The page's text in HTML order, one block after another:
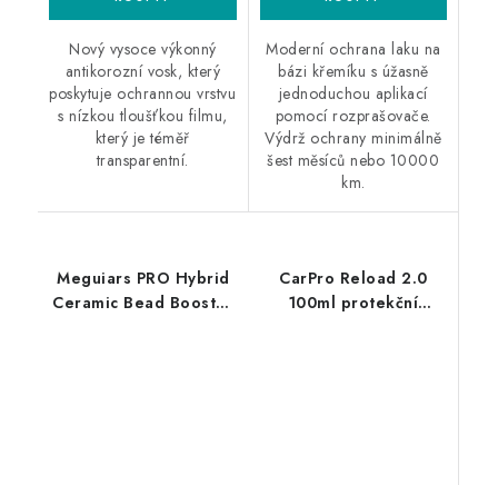
Nový vysoce výkonný
antikorozní vosk, který
poskytuje ochrannou vrstvu
s nízkou tloušťkou filmu,
který je téměř
transparentní.
Moderní ochrana laku na
bázi křemíku s úžasně
jednoduchou aplikací
pomocí rozprašovače.
Výdrž ochrany minimálně
šest měsíců nebo 10000
km.
Meguiars PRO Hybrid
Ceramic Bead Booster
CarPro Reload 2.0
100ml protekční